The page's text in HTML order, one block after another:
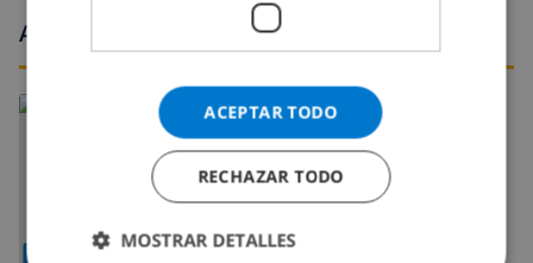
Alrededores
ACEPTAR TODO
RECHAZAR TODO
MOSTRAR DETALLES